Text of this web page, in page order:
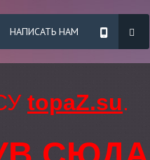
НАПИСАТЬ НАМ
topaZ.su.